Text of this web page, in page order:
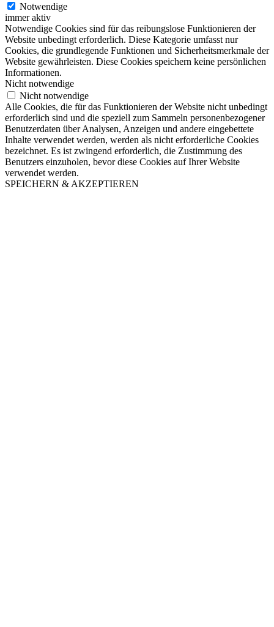
Notwendige
immer aktiv
Notwendige Cookies sind für das reibungslose Funktionieren der
Website unbedingt erforderlich. Diese Kategorie umfasst nur
Cookies, die grundlegende Funktionen und Sicherheitsmerkmale der
Website gewährleisten. Diese Cookies speichern keine persönlichen
Informationen.
Nicht notwendige
Nicht notwendige
Alle Cookies, die für das Funktionieren der Website nicht unbedingt
erforderlich sind und die speziell zum Sammeln personenbezogener
Benutzerdaten über Analysen, Anzeigen und andere eingebettete
Inhalte verwendet werden, werden als nicht erforderliche Cookies
bezeichnet. Es ist zwingend erforderlich, die Zustimmung des
Benutzers einzuholen, bevor diese Cookies auf Ihrer Website
verwendet werden.
SPEICHERN & AKZEPTIEREN